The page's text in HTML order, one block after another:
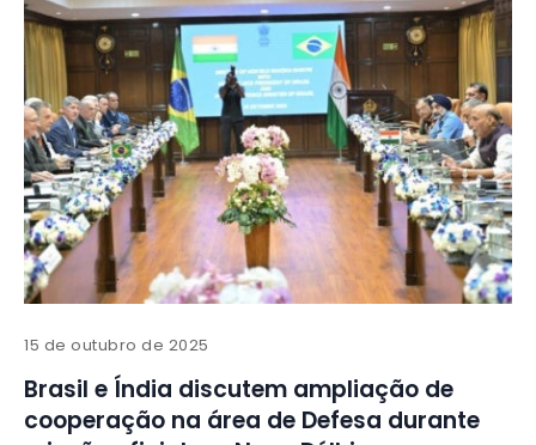
15 de outubro de 2025
Brasil e Índia discutem ampliação de
cooperação na área de Defesa durante